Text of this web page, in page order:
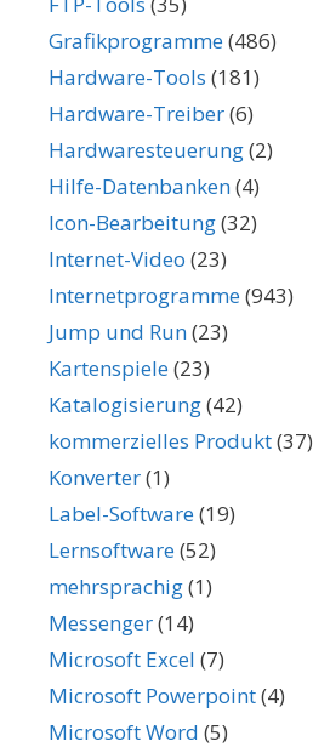
Grafikprogramme(486)
Hardware-Tools (181)
Hardware-Treiber(6)
Hardwaresteuerung(2)
Hilfe-Datenbanken(4)
Icon-Bearbeitung(32)
Internet-Video (23)
Internetprogramme(943)
Jump und Run(23)
Kartenspiele(23)
Katalogisierung(42)
kommerzielles Produkt(37)
Konverter(1)
Label-Software(19)
Lernsoftware(52)
mehrsprachig(1)
Messenger(14)
Microsoft Excel (7)
Microsoft Powerpoint(4)
Microsoft Word (5)